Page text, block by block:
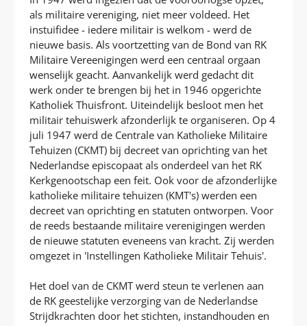
als militaire vereniging, niet meer voldeed. Het
instuifidee - iedere militair is welkom - werd de
nieuwe basis. Als voortzetting van de Bond van RK
Militaire Vereenigingen werd een centraal orgaan
wenselijk geacht. Aanvankelijk werd gedacht dit
werk onder te brengen bij het in 1946 opgerichte
Katholiek Thuisfront. Uiteindelijk besloot men het
militair tehuiswerk afzonderlijk te organiseren. Op 4
juli 1947 werd de Centrale van Katholieke Militaire
Tehuizen (CKMT) bij decreet van oprichting van het
Nederlandse episcopaat als onderdeel van het RK
Kerkgenootschap een feit. Ook voor de afzonderlijke
katholieke militaire tehuizen (KMT's) werden een
decreet van oprichting en statuten ontworpen. Voor
de reeds bestaande militaire verenigingen werden
de nieuwe statuten eveneens van kracht. Zij werden
omgezet in 'Instellingen Katholieke Militair Tehuis'.
Het doel van de CKMT werd steun te verlenen aan
de RK geestelijke verzorging van de Nederlandse
Strijdkrachten door het stichten, instandhouden en